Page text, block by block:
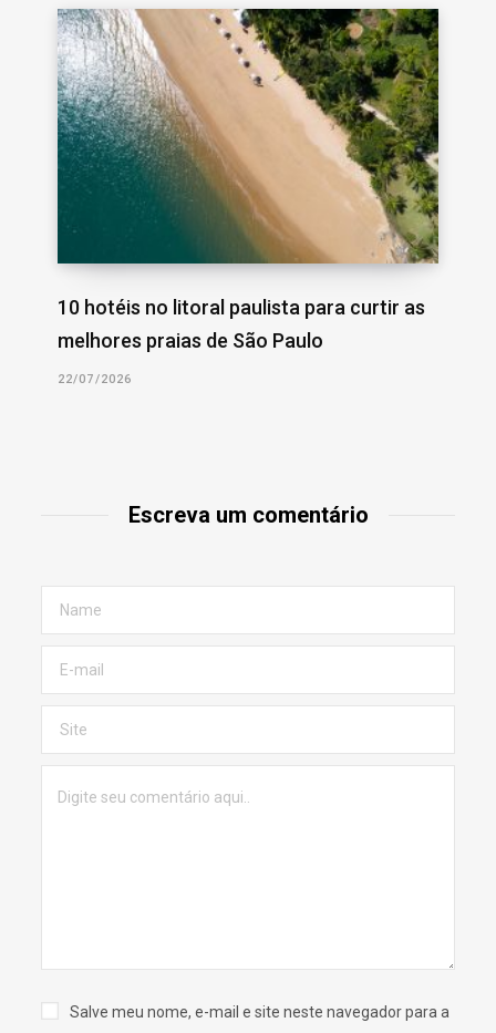
10 hotéis no litoral paulista para curtir as
melhores praias de São Paulo
22/07/2026
Escreva um comentário
Salve meu nome, e-mail e site neste navegador para a